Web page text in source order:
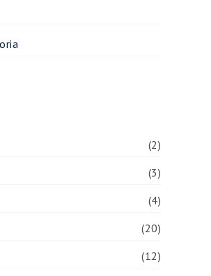
(2)
(3)
(4)
(20)
(12)